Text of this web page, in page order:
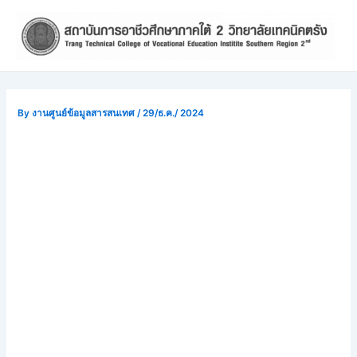
content
Byงานศูนย์ข้อมูลสารสนเทศ/29/ธ.ค./ 2024
navigation